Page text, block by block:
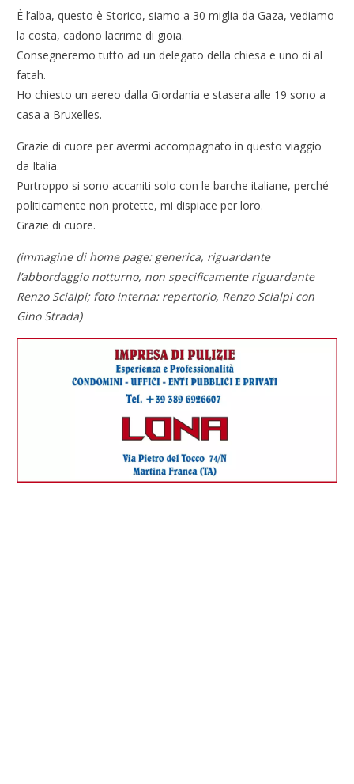
È l’alba, questo è Storico, siamo a 30 miglia da Gaza, vediamo
la costa, cadono lacrime di gioia.
Consegneremo tutto ad un delegato della chiesa e uno di al
fatah.
Ho chiesto un aereo dalla Giordania e stasera alle 19 sono a
casa a Bruxelles.
Grazie di cuore per avermi accompagnato in questo viaggio
da Italia.
Purtroppo si sono accaniti solo con le barche italiane, perché
politicamente non protette, mi dispiace per loro.
Grazie di cuore.
(immagine di home page: generica, riguardante
l’abbordaggio notturno, non specificamente riguardante
Renzo Scialpi; foto interna: repertorio, Renzo Scialpi con
Gino Strada)